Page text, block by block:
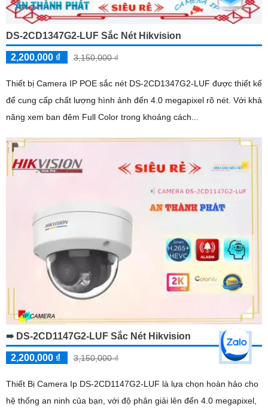
DS-2CD1347G2-LUF Sắc Nét Hikvision
2,200,000 ₫ 3,150,000 ₫
Thiết bị Camera IP POE sắc nét DS-2CD1347G2-LUF được thiết kế
để cung cấp chất lượng hình ảnh đến 4.0 megapixel rõ nét. Với khả
năng xem ban đêm Full Color trong khoảng cách...
➠ DS-2CD1147G2-LUF Sắc Nét Hikvision
2,200,000 ₫ 3,150,000 ₫
Thiết Bị Camera Ip DS-2CD1147G2-LUF là lựa chọn hoàn hảo cho
hệ thống an ninh của bạn, với độ phân giải lên đến 4.0 megapixel,